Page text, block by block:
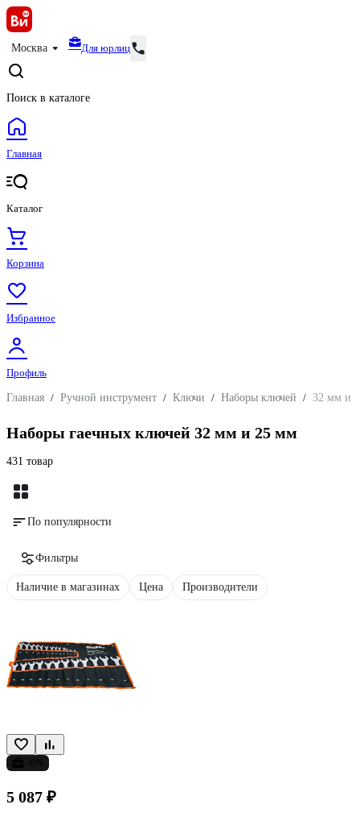
Москва Для юрлиц
Поиск в каталоге
Главная
Каталог
Корзина
Избранное
Профиль
Главная / Ручной инструмент / Ключи / Наборы ключей / 32 мм и
Наборы гаечных ключей 32 мм и 25 мм
431 товар
По популярности
Фильтры
Наличие в магазинах Цена Производители
5 087 ₽